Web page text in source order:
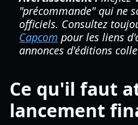
"précommande" qui ne
officiels. Consultez
Capcom pour les liens
annonces d'éditions
Ce qu'il faut
lancement